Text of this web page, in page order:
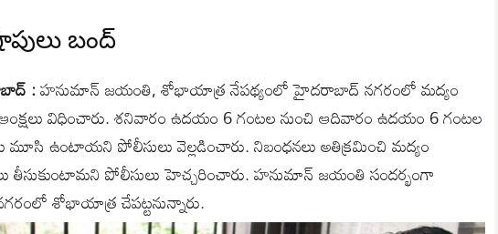
బంద్
:హనుమాన్ జయంతి, శోభాయాత్ర నేపథ్యంలో హైదరాబాద్ నగరంలో మద్యం
విధించారు. శనివారం ఉదయం 6 గంటల నుంచి ఆదివారం ఉదయం 6 గంటల
మూసి ఉంటాయని పోలీసులు వెల్లడించారు. నిబంధనలు అతిక్రమించి మద్యం
తీసుకుంటామని పోలీసులు హెచ్చరించారు. హనుమాన్ జయంతి సందర్భంగా
శోభాయాత్ర చేపట్టనున్నారు.